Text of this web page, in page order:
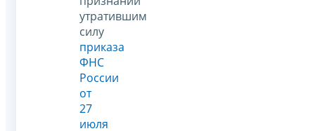
утратившим
силу
приказа
ФНС
России
от
27
июля